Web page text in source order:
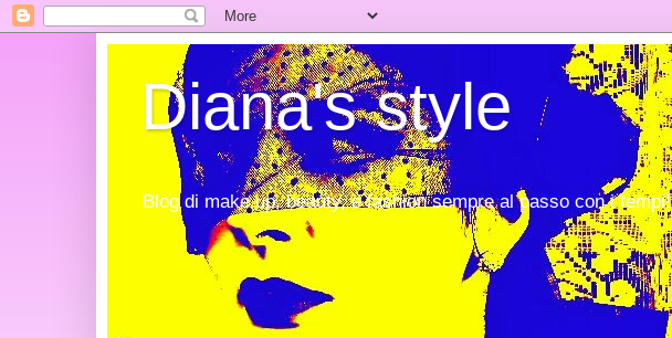
Diana's style
Blog di make up, beauty, e fashion sempre al passo con i tempi!